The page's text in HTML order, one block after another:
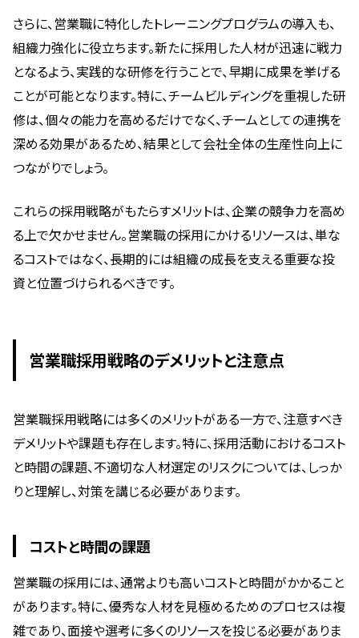
さらに、営業職に特化したトレーニングプログラムの導入も、
組織力強化に役立ちます。新たに採用した人材が迅速に戦力
となるよう、実践的な研修を行うことで、早期に成果を挙げる
ことが可能となります。特に、チームビルディングを重視した研
修は、個々の能力を高めるだけでなく、チームとしての連携を
深める効果があるため、結果として会社全体の生産性向上に
つながりでしょう。
これらの採用戦略がもたらすメリットは、企業の競争力を高め
る上で欠かせません。営業職の採用にかけるリソースは、単な
るコストではなく、長期的には組織の成長を支える重要な投
資と位置づけられるべきです。
営業職採用戦略のデメリットと注意点
営業職採用戦略には多くのメリットがある一方で、注意すべき
デメリットや課題も存在します。特に、採用活動におけるコスト
と時間の課題、不適切な人材選定のリスクについては、しっか
りと理解し、対策を講じる必要があります。
コストと時間の課題
営業職の採用には、通常よりも高いコストと時間がかかること
があります。特に、優秀な人材を見極めるためのプロセスは複
雑であり、面接や選考に多くのリソースを投じる必要がありま